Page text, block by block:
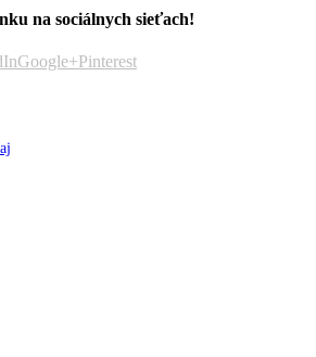
na sociálnych sieťach!
Google+Pinterest